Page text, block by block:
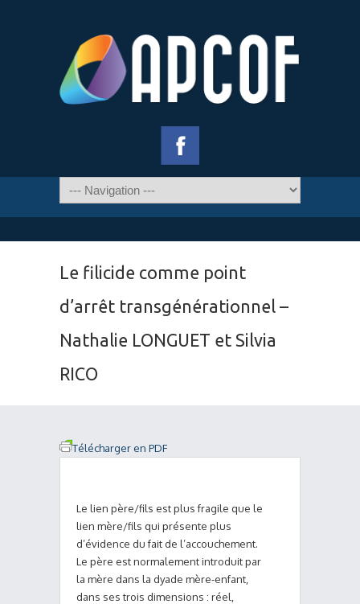
Le filicide comme point
d’arrêt transgénérationnel –
Nathalie LONGUET et Silvia
RICO
Télécharger en PDF
Le lien père/fils est plus fragile que le
lien mère/fils qui présente plus
d’évidence du fait de l’accouchement.
Le père est normalement introduit par
la mère dans la dyade mère-enfant,
dans ses trois dimensions : réel,